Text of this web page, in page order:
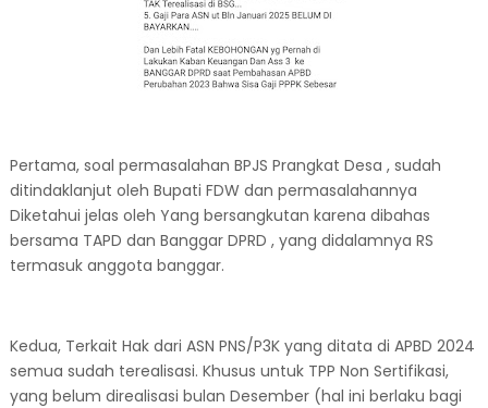
Pertama, soal permasalahan BPJS Prangkat Desa , sudah
ditindaklanjut oleh Bupati FDW dan permasalahannya
Diketahui jelas oleh Yang bersangkutan karena dibahas
bersama TAPD dan Banggar DPRD , yang didalamnya RS
termasuk anggota banggar.
Kedua, Terkait Hak dari ASN PNS/P3K yang ditata di APBD 2024
semua sudah terealisasi. Khusus untuk TPP Non Sertifikasi,
yang belum direalisasi bulan Desember (hal ini berlaku bagi